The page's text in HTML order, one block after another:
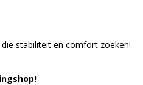
stabiliteit en comfort zoeken!